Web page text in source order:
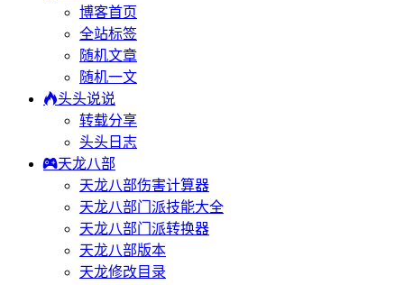
博客首页
全站标签
随机文章
随机一文
头头说说
转载分享
头头日志
天龙八部
天龙八部伤害计算器
天龙八部门派技能大全
天龙八部门派转换器
天龙八部版本
天龙修改目录